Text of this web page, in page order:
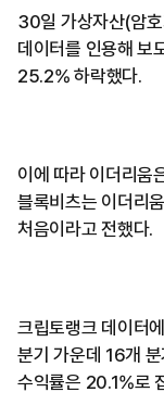
30일 가상자산(암
데이터를 인용해 보
25.2% 하락했다.
이에 따라 이더리움
블록비츠는 이더리
처음이라고 전했다.
크립토랭크 데이터
분기 가운데 16개
수익률은 20.1%로